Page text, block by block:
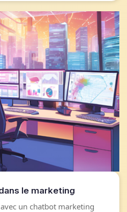
le marketing
un chatbot marketing